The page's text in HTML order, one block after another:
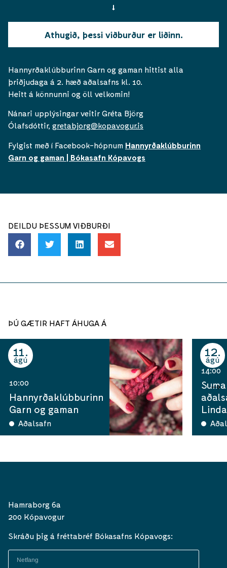
Athugið, þessi viðburður er liðinn.
Hannyrðaklúbburinn Garn og gaman hittist alla
þriðjudaga á 2. hæð aðalsafns kl. 10.
Heitt á könnunni og öll velkomin!
Nánari upplýsingar veitir Gréta Björg
Ólafsdóttir, gretabjorg@kopavogur.is
Fylgist með í Facebook-hópnum Hannyrðaklúbburinn
Garn og gaman | Bókasafn Kópavogs
DEILDU ÞESSUM VIÐBURÐI
ÞÚ GÆTIR HAFT ÁHUGA Á
11
ágú
10:00
Hannyrðaklúbburinn
Garn og gaman
Aðalsafn
12
ágú
14:00
Hamraborg 6a
200 Kópavogur
Skráðu þig á fréttabréf Bókasafns Kópavogs: